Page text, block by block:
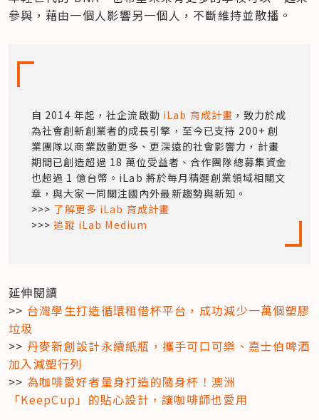
參與，藉由一個人影響另一個人，不斷維持並散播。
自 2014 年起，社企流啟動 iLab 育成計畫 ，致力於成
為社會創新創業者的成長引擎，至今已支持 200+ 創
業團隊以商業啟動更多、更深遠的社會影響力，計畫
期間已創造超過 18 萬位受益者、合作團隊總募集資金
也超過 1 億台幣。iLab 將於每月精選創業領域相關文
章，與大家一同關注國內外最新趨勢與新知。
>>> 了解更多 iLab 育成計畫
>>> 追蹤 iLab Medium
​延伸閱讀
>> 台灣學生打造循環租借杯平台，成功減少一萬個塑膠
垃圾
>> 丹麥新創設計永續紙瓶，攜手可口可樂、嘉士伯啤酒
加入減塑行列
>> 為咖啡愛好者量身打造的隨身杯！澳洲
「KeepCup」的貼心設計，讓咖啡師也愛用